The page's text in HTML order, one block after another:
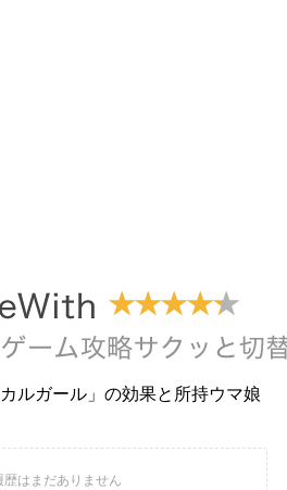
ルガール」の効果と所持ウマ娘